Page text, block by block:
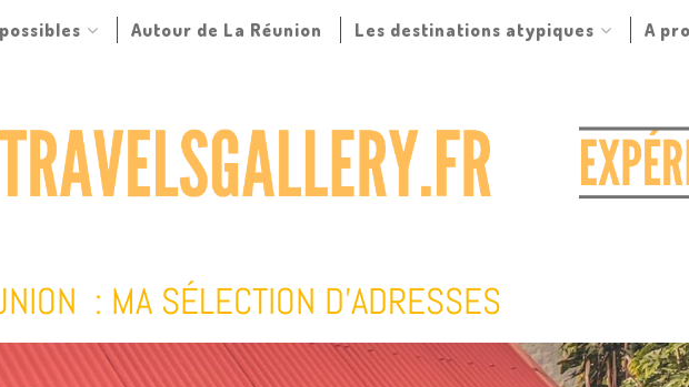
Autour de La Réunion Les destinations atypiques A
: MA SÉLECTION D’ADRESSES